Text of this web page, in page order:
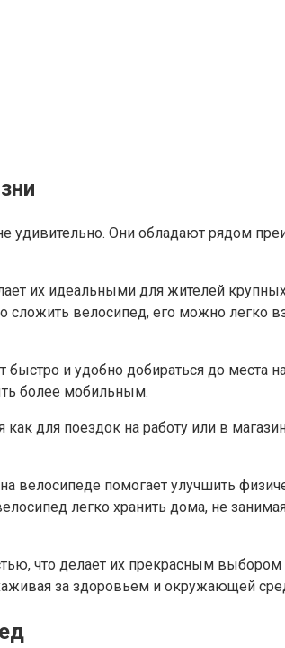
Они обладают рядом
их идеальными для жителей крупных
велосипед, его можно легко
и удобно добираться до места
более мобильным.
для поездок на работу или в
велосипеде помогает улучшить
легко хранить дома, не
что делает их прекрасным
за здоровьем и окружающей